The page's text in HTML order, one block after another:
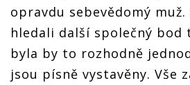
opravdu sebevědomý
hledali další společný bod
byla by to rozhodně
jsou písně vystavěny. Vše